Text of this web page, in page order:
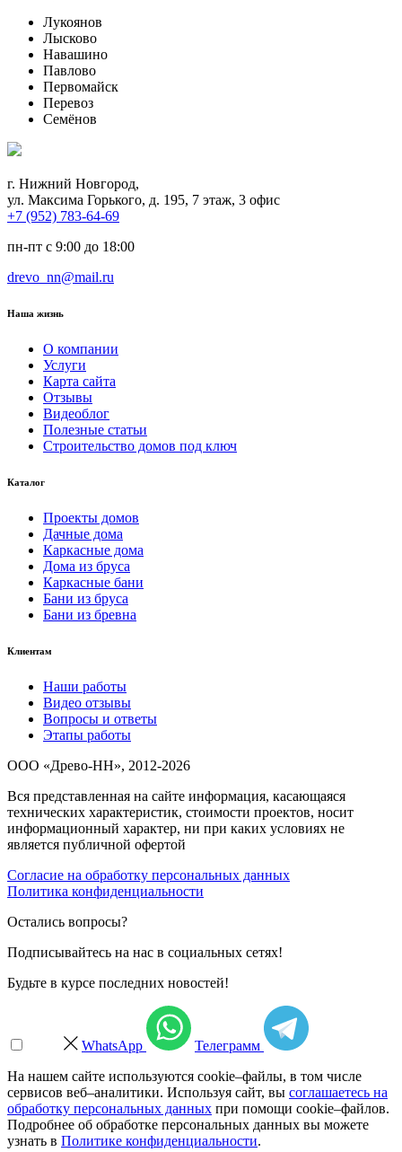
Лукоянов
Лысково
Навашино
Павлово
Первомайск
Перевоз
Семёнов
г. Нижний Новгород,
ул. Максима Горького, д. 195, 7 этаж, 3 офис
+7 (952) 783-64-69
пн-пт с 9:00 до 18:00
drevo_nn@mail.ru
Наша жизнь
О компании
Услуги
Карта сайта
Отзывы
Видеоблог
Полезные статьи
Строительство домов под ключ
Каталог
Проекты домов
Дачные дома
Каркасные дома
Дома из бруса
Каркасные бани
Бани из бруса
Бани из бревна
Клиентам
Наши работы
Видео отзывы
Вопросы и ответы
Этапы работы
ООО «Древо-НН», 2012-2026
Вся представленная на сайте информация, касающаяся
технических характеристик, стоимости проектов, носит
информационный характер, ни при каких условиях не
является публичной офертой
Согласие на обработку персональных данных
Политика конфиденциальности
Остались вопросы?
Подписывайтесь на нас в социальных сетях!
Будьте в курсе последних новостей!
WhatsApp
Телеграмм
На нашем сайте используются cookie–файлы, в том числе
сервисов веб–аналитики. Используя сайт, вы соглашаетесь на
обработку персональных данных при помощи cookie–файлов.
Подробнее об обработке персональных данных вы можете
узнать в Политике конфиденциальности.